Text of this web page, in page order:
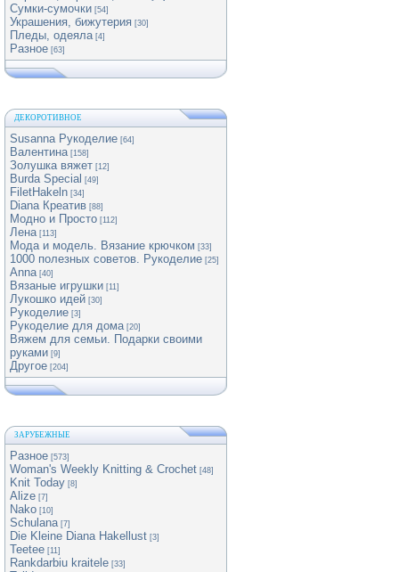
Сумки-сумочки [54]
Украшения, бижутерия [30]
Пледы, одеяла [4]
Разное [63]
ДЕКОРОТИВНОЕ
Susanna Рукоделие [64]
Валентина [158]
Золушка вяжет [12]
Burda Special [49]
FiletHakeln [34]
Diana Креатив [88]
Модно и Просто [112]
Лена [113]
Мода и модель. Вязание крючком [33]
1000 полезных советов. Рукоделие [25]
Anna [40]
Вязаные игрушки [11]
Лукошко идей [30]
Рукоделие [3]
Рукоделие для дома [20]
Вяжем для семьи. Подарки своими
руками [9]
Другое [204]
ЗАРУБЕЖНЫЕ
Разное [573]
Woman's Weekly Knitting & Crochet [48]
Knit Today [8]
Alize [7]
Nako [10]
Schulana [7]
Die Kleine Diana Hakellust [3]
Teetee [11]
Rankdarbiu kraitele [33]